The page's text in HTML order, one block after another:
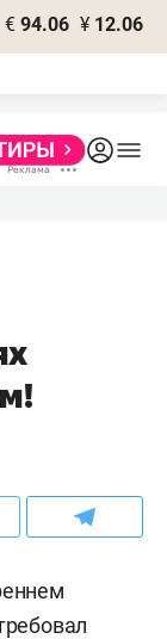
€ 94.06 ¥ 12.06